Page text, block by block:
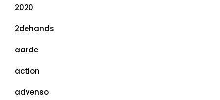
2020
2dehands
aarde
action
advenso